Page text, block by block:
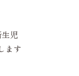
児
ます